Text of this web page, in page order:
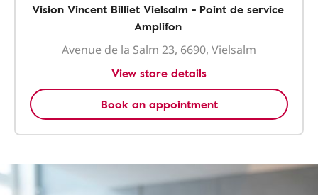
Vision Vincent Billiet Vielsalm - Point de service
Amplifon
Avenue de la Salm 23, 6690, Vielsalm
View store details
Book an appointment